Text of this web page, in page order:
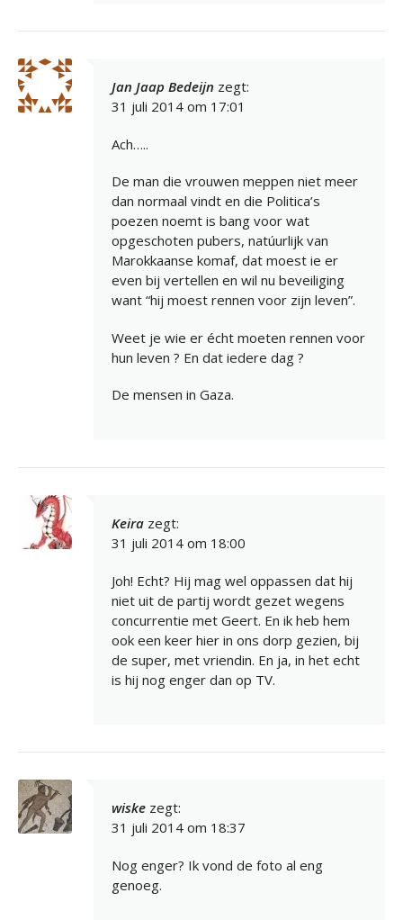
Jan Jaap Bedeijn zegt:
31 juli 2014 om 17:01
Ach…..
De man die vrouwen meppen niet meer
dan normaal vindt en die Politica’s
poezen noemt is bang voor wat
opgeschoten pubers, natúurlijk van
Marokkaanse komaf, dat moest ie er
even bij vertellen en wil nu beveiliging
want “hij moest rennen voor zijn leven”.
Weet je wie er écht moeten rennen voor
hun leven ? En dat iedere dag ?
De mensen in Gaza.
Keira zegt:
31 juli 2014 om 18:00
Joh! Echt? Hij mag wel oppassen dat hij
niet uit de partij wordt gezet wegens
concurrentie met Geert. En ik heb hem
ook een keer hier in ons dorp gezien, bij
de super, met vriendin. En ja, in het echt
is hij nog enger dan op TV.
wiske zegt:
31 juli 2014 om 18:37
Nog enger? Ik vond de foto al eng
genoeg.